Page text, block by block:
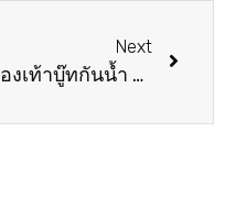
Next
รองเท้าบู๊ทกันน้ำ BOWLING แบบผูกเชือก